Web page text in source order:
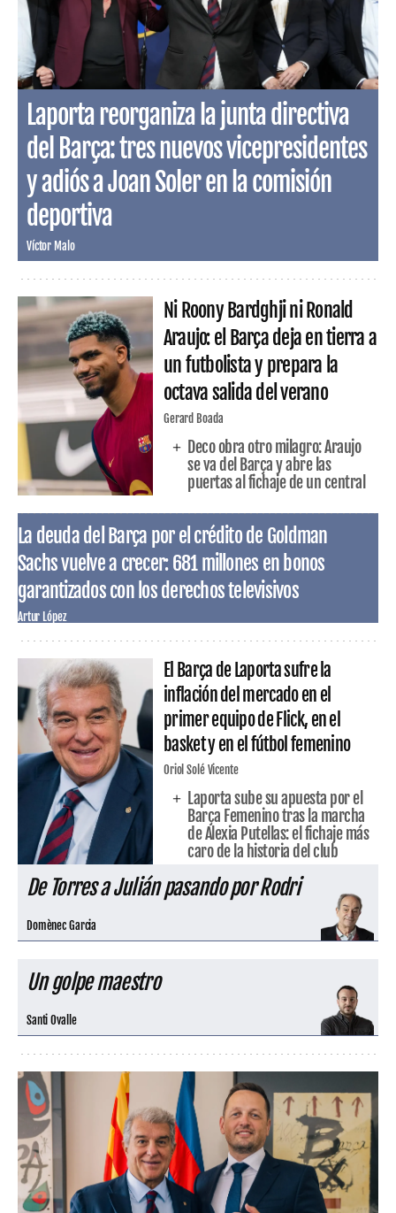
Laporta reorganiza la junta directiva
del Barça: tres nuevos vicepresidentes
y adiós a Joan Soler en la comisión
deportiva
Víctor Malo
Ni Roony Bardghji ni Ronald
Araujo: el Barça deja en tierra a
un futbolista y prepara la
octava salida del verano
Gerard Boada
Deco obra otro milagro: Araujo
se va del Barça y abre las
puertas al fichaje de un central
La deuda del Barça por el crédito de Goldman
Sachs vuelve a crecer: 681 millones en bonos
garantizados con los derechos televisivos
Artur López
El Barça de Laporta sufre la
inflación del mercado en el
primer equipo de Flick, en el
basket y en el fútbol femenino
Oriol Solé Vicente
Laporta sube su apuesta por el
Barça Femenino tras la marcha
de Alexia Putellas: el fichaje más
caro de la historia del club
De Torres a Julián pasando por Rodri
Domènec Garcia
Un golpe maestro
Santi Ovalle